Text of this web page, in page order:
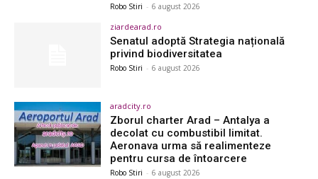
Robo Stiri - 6 august 2026
ziardearad.ro
Senatul adoptă Strategia națională
privind biodiversitatea
Robo Stiri - 6 august 2026
aradcity.ro
Zborul charter Arad – Antalya a
decolat cu combustibil limitat.
Aeronava urma să realimenteze
pentru cursa de întoarcere
Robo Stiri - 6 august 2026